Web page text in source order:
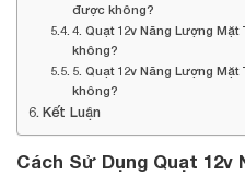
được không?
4. Quạt 12v Năng Lượng
không?
5. Quạt 12v Năng Lượng
không?
Kết Luận
Cách Sử Dụng Quạt